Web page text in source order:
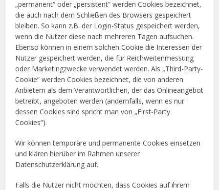
„permanent“ oder „persistent“ werden Cookies bezeichnet,
die auch nach dem Schließen des Browsers gespeichert
bleiben. So kann z.B. der Login-Status gespeichert werden,
wenn die Nutzer diese nach mehreren Tagen aufsuchen.
Ebenso können in einem solchen Cookie die Interessen der
Nutzer gespeichert werden, die für Reichweitenmessung
oder Marketingzwecke verwendet werden. Als „Third-Party-
Cookie“ werden Cookies bezeichnet, die von anderen
Anbietern als dem Verantwortlichen, der das Onlineangebot
betreibt, angeboten werden (andernfalls, wenn es nur
dessen Cookies sind spricht man von „First-Party
Cookies“).
Wir können temporäre und permanente Cookies einsetzen
und klären hierüber im Rahmen unserer
Datenschutzerklärung auf.
Falls die Nutzer nicht möchten, dass Cookies auf ihrem